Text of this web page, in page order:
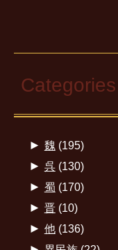
Categories
► 魏 (195)
► 呉(130)
► 蜀 (170)
► 晋(10)
► 他(136)